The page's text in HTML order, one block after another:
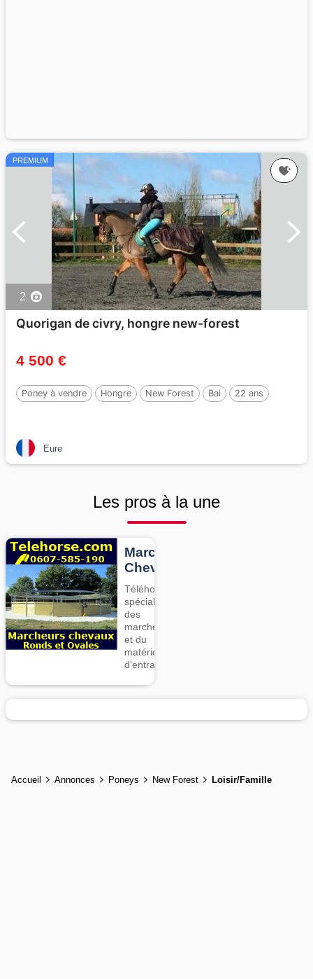
PREMIUM
2
Quorigan de civry, hongre new-forest
4 500 €
Poney à vendre Hongre New Forest Bai 22 ans
Eure
Les pros à la une
Marcheurs
Chevaux
Téléhorse,
spécialiste
des
marcheurs
et du
matériel
d’entrainement
Accueil Annonces Poneys New Forest Loisir/Famille